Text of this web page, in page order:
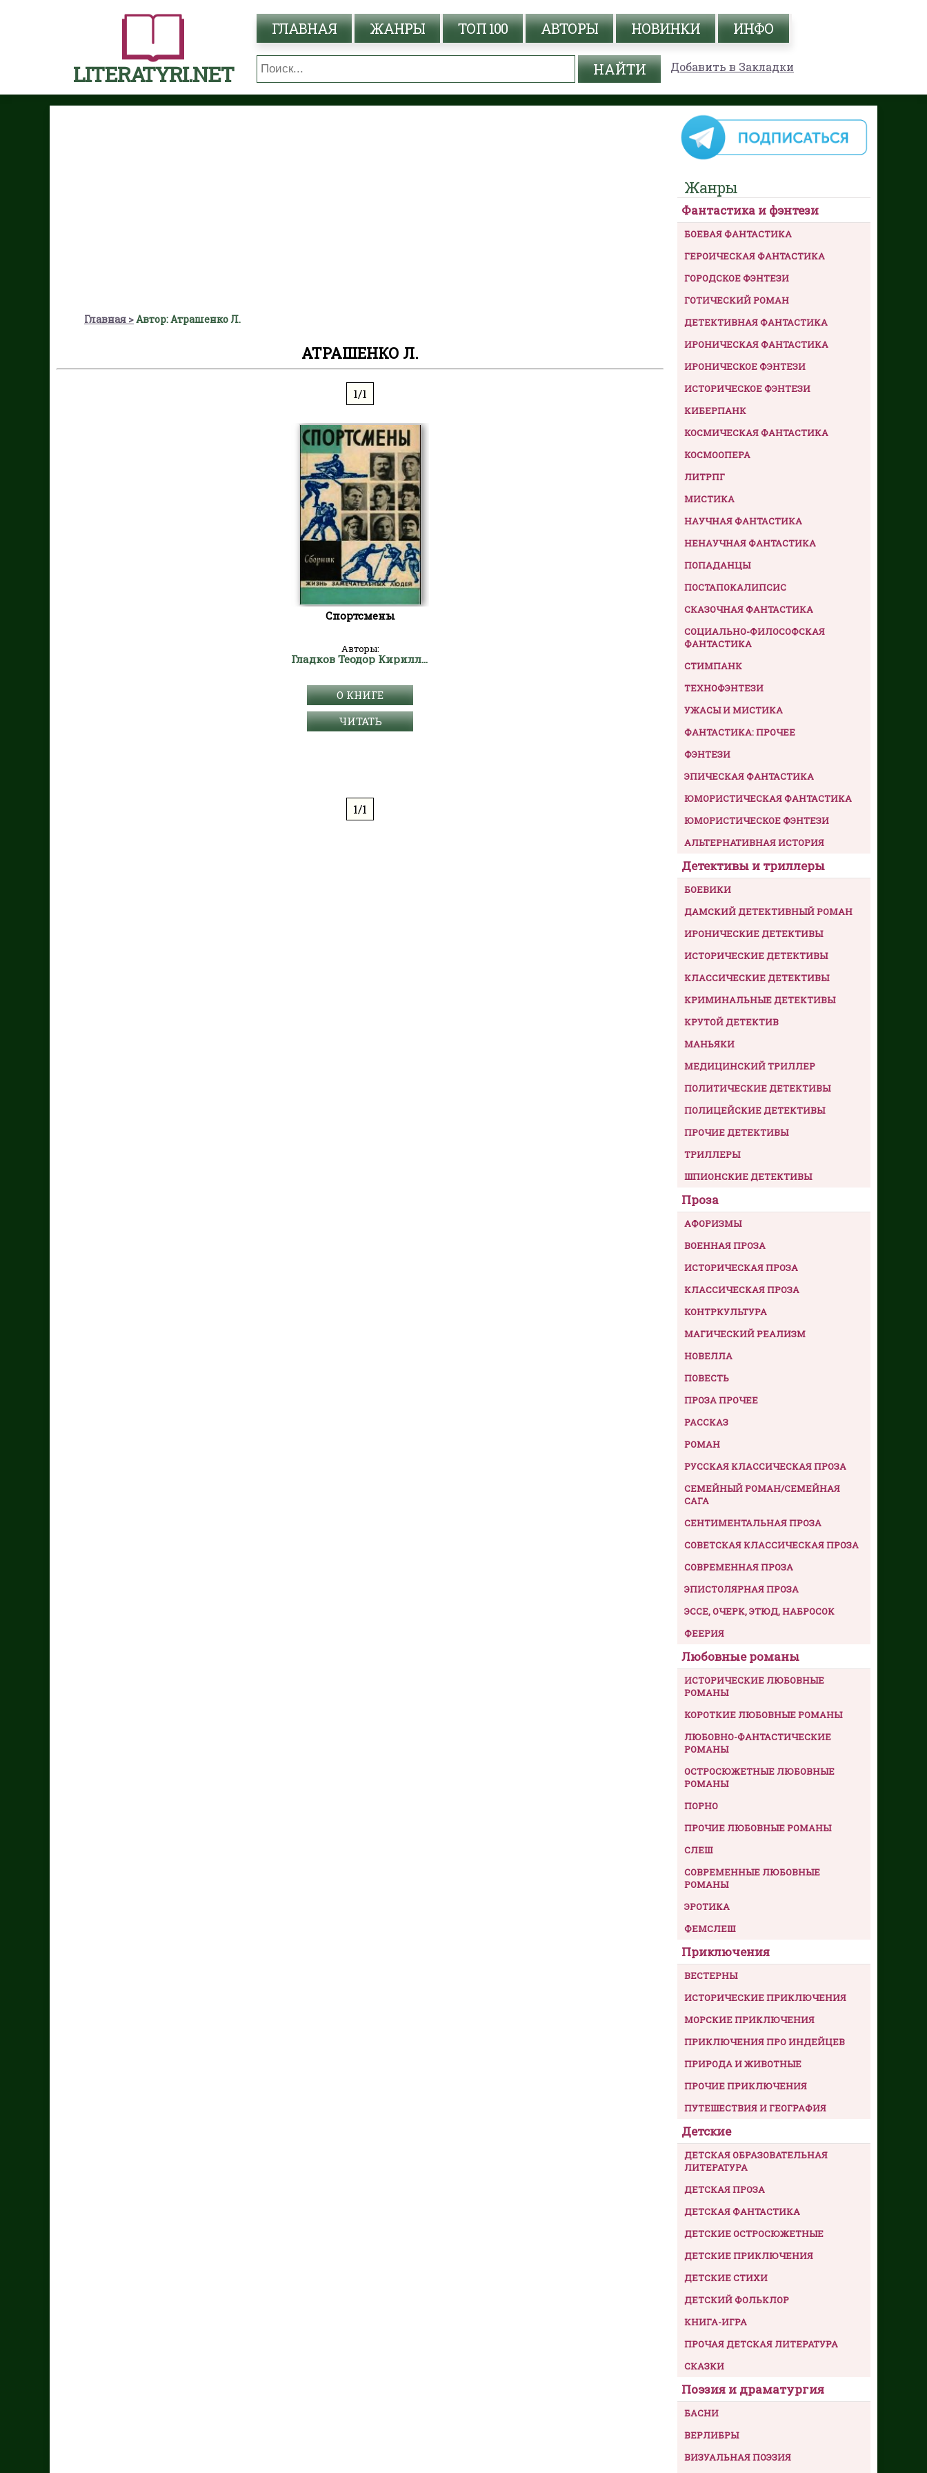
LITERATYRI.NET
ГЛАВНАЯ ЖАНРЫ ТОП 100 АВТОРЫ НОВИНКИ ИНФО
Добавить в Закладки
Главная Автор: Атрашенко Л.
АТРАШЕНКО Л.
1/1
Спортсмены
Авторы:
Гладков Теодор Кириллович
О КНИГЕ
ЧИТАТЬ
1/1
Жанры
Фантастика и фэнтези
БОЕВАЯ ФАНТАСТИКА
ГЕРОИЧЕСКАЯ ФАНТАСТИКА
ГОРОДСКОЕ ФЭНТЕЗИ
ГОТИЧЕСКИЙ РОМАН
ДЕТЕКТИВНАЯ ФАНТАСТИКА
ИРОНИЧЕСКАЯ ФАНТАСТИКА
ИРОНИЧЕСКОЕ ФЭНТЕЗИ
ИСТОРИЧЕСКОЕ ФЭНТЕЗИ
КИБЕРПАНК
КОСМИЧЕСКАЯ ФАНТАСТИКА
КОСМООПЕРА
ЛИТРПГ
МИСТИКА
НАУЧНАЯ ФАНТАСТИКА
НЕНАУЧНАЯ ФАНТАСТИКА
ПОПАДАНЦЫ
ПОСТАПОКАЛИПСИС
СКАЗОЧНАЯ ФАНТАСТИКА
СОЦИАЛЬНО-ФИЛОСОФСКАЯ
ФАНТАСТИКА
СТИМПАНК
ТЕХНОФЭНТЕЗИ
УЖАСЫ И МИСТИКА
ФАНТАСТИКА: ПРОЧЕЕ
ФЭНТЕЗИ
ЭПИЧЕСКАЯ ФАНТАСТИКА
ЮМОРИСТИЧЕСКАЯ ФАНТАСТИКА
ЮМОРИСТИЧЕСКОЕ ФЭНТЕЗИ
АЛЬТЕРНАТИВНАЯ ИСТОРИЯ
Детективы и триллеры
БОЕВИКИ
ДАМСКИЙ ДЕТЕКТИВНЫЙ РОМАН
ИРОНИЧЕСКИЕ ДЕТЕКТИВЫ
ИСТОРИЧЕСКИЕ ДЕТЕКТИВЫ
КЛАССИЧЕСКИЕ ДЕТЕКТИВЫ
КРИМИНАЛЬНЫЕ ДЕТЕКТИВЫ
КРУТОЙ ДЕТЕКТИВ
МАНЬЯКИ
МЕДИЦИНСКИЙ ТРИЛЛЕР
ПОЛИТИЧЕСКИЕ ДЕТЕКТИВЫ
ПОЛИЦЕЙСКИЕ ДЕТЕКТИВЫ
ПРОЧИЕ ДЕТЕКТИВЫ
ТРИЛЛЕРЫ
ШПИОНСКИЕ ДЕТЕКТИВЫ
Проза
АФОРИЗМЫ
ВОЕННАЯ ПРОЗА
ИСТОРИЧЕСКАЯ ПРОЗА
КЛАССИЧЕСКАЯ ПРОЗА
КОНТРКУЛЬТУРА
МАГИЧЕСКИЙ РЕАЛИЗМ
НОВЕЛЛА
ПОВЕСТЬ
ПРОЗА ПРОЧЕЕ
РАССКАЗ
РОМАН
РУССКАЯ КЛАССИЧЕСКАЯ ПРОЗА
СЕМЕЙНЫЙ РОМАН/СЕМЕЙНАЯ
САГА
СЕНТИМЕНТАЛЬНАЯ ПРОЗА
СОВЕТСКАЯ КЛАССИЧЕСКАЯ ПРОЗА
СОВРЕМЕННАЯ ПРОЗА
ЭПИСТОЛЯРНАЯ ПРОЗА
ЭССЕ, ОЧЕРК, ЭТЮД, НАБРОСОК
ФЕЕРИЯ
Любовные романы
ИСТОРИЧЕСКИЕ ЛЮБОВНЫЕ
РОМАНЫ
КОРОТКИЕ ЛЮБОВНЫЕ РОМАНЫ
ЛЮБОВНО-ФАНТАСТИЧЕСКИЕ
РОМАНЫ
ОСТРОСЮЖЕТНЫЕ ЛЮБОВНЫЕ
РОМАНЫ
ПОРНО
ПРОЧИЕ ЛЮБОВНЫЕ РОМАНЫ
СЛЕШ
СОВРЕМЕННЫЕ ЛЮБОВНЫЕ
РОМАНЫ
ЭРОТИКА
ФЕМСЛЕШ
Приключения
ВЕСТЕРНЫ
ИСТОРИЧЕСКИЕ ПРИКЛЮЧЕНИЯ
МОРСКИЕ ПРИКЛЮЧЕНИЯ
ПРИКЛЮЧЕНИЯ ПРО ИНДЕЙЦЕВ
ПРИРОДА И ЖИВОТНЫЕ
ПРОЧИЕ ПРИКЛЮЧЕНИЯ
ПУТЕШЕСТВИЯ И ГЕОГРАФИЯ
Детские
ДЕТСКАЯ ОБРАЗОВАТЕЛЬНАЯ
ЛИТЕРАТУРА
ДЕТСКАЯ ПРОЗА
ДЕТСКАЯ ФАНТАСТИКА
ДЕТСКИЕ ОСТРОСЮЖЕТНЫЕ
ДЕТСКИЕ ПРИКЛЮЧЕНИЯ
ДЕТСКИЕ СТИХИ
ДЕТСКИЙ ФОЛЬКЛОР
КНИГА-ИГРА
ПРОЧАЯ ДЕТСКАЯ ЛИТЕРАТУРА
СКАЗКИ
Поэзия и драматургия
БАСНИ
ВЕРЛИБРЫ
ВИЗУАЛЬНАЯ ПОЭЗИЯ